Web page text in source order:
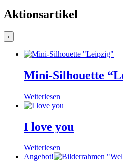
Aktionsartikel
‹
Mini-Silhouette
Weiterlesen
I love you
Weiterlesen
Angebot!